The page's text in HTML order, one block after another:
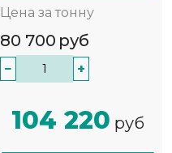
Цена за тонну
80 700 руб
− +
104 220 руб